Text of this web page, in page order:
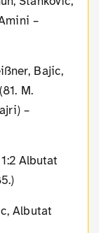
–
Bajic,
M.
–
Albutat
Albutat